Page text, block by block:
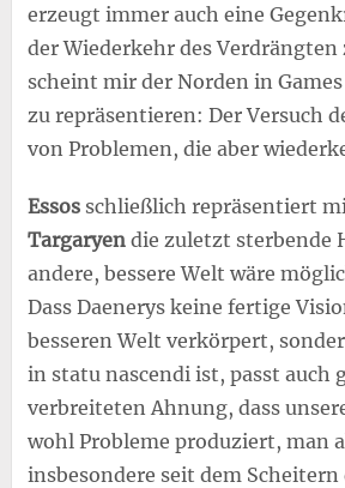
erzeugt immer auch eine
der Wiederkehr des Verdrängten
scheint mir der Norden in
zu repräsentieren: Der Versuch
von Problemen, die aber
Essosschließlich repräsentiert
Targaryendie zuletzt sterbende
andere, bessere Welt wäre
Dass Daenerys keine fertige
besseren Welt verkörpert,
in statu nascendi ist, passt auch
verbreiteten Ahnung, dass
wohl Probleme produziert, man
insbesondere seit dem Scheitern